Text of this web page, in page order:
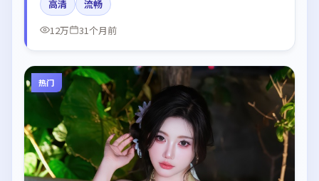
与剪辑强化了情绪曲线。
高清
流畅
12万
31个月前
热门